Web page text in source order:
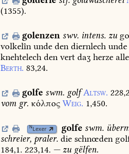
(1355).
golenzen swv. intens.zu
volkelîn unde den diernlech unde
knehtelech den vert daʒ herze alle
Berth. 83,24.
golfe swm. golf Altsw.
vom gr. κόλπος Weig. 1,450.
NLexer golfe swm.
schreier, praler. die schnœden
184,1. 223,14. — zu gëlfen.